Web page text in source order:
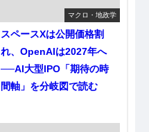
マクロ・地政学
スペースXは公開価格割
れ、OpenAIは2027年へ
──AI大型IPO「期待の時
間軸」を分岐図で読む